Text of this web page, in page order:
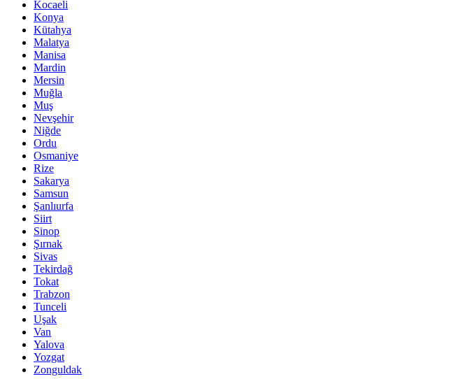
Kocaeli
Konya
Kütahya
Malatya
Manisa
Mardin
Mersin
Muğla
Muş
Nevşehir
Niğde
Ordu
Osmaniye
Rize
Sakarya
Samsun
Şanlıurfa
Siirt
Sinop
Şırnak
Sivas
Tekirdağ
Tokat
Trabzon
Tunceli
Uşak
Van
Yalova
Yozgat
Zonguldak